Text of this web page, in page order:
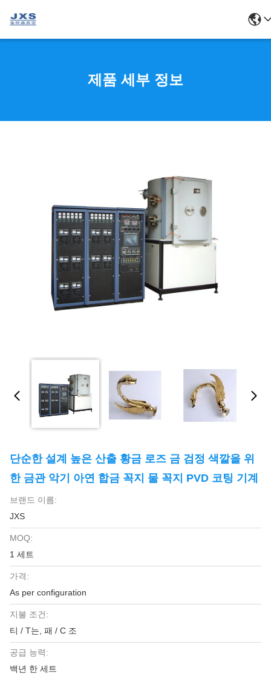
제품 세부 정보
단순한 설계 높은 산출 황금 로즈 금 검정 색깔을 위
한 금관 악기 아연 합금 꼭지 물 꼭지 PVD 코팅 기계
브랜드 이름:
JXS
MOQ:
1 세트
가격:
As per configuration
지불 조건:
티 / T는, 패 / C 조
공급 능력:
백년 한 세트